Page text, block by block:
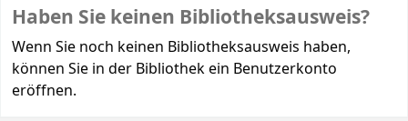
Haben Sie keinen Bibliotheksausweis?
Wenn Sie noch keinen Bibliotheksausweis haben,
können Sie in der Bibliothek ein Benutzerkonto
eröffnen.